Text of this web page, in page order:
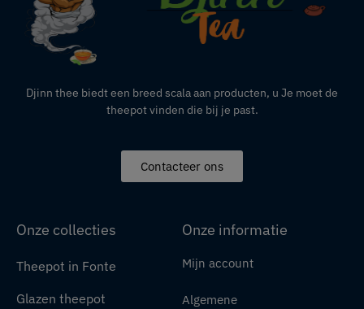
Djinn thee biedt een breed scala aan producten, u Je moet de
theepot vinden die bij je past.
Contacteer ons
Onze collecties
Theepot in Fonte
Glazen theepot
Onze informatie
Mijn account
Algemene